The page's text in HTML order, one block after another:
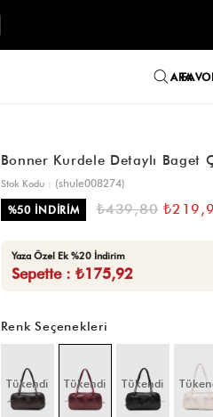
Bonner Kurdele Detaylı Baget
Stok Kodu
(shule008274)
%50İNDIRIM ₺439,80
Yaza Özel Ek %20 İndirim
Sepette : ₺175,92
Renk Seçenekleri
Tükendi Tükendi Tükendi